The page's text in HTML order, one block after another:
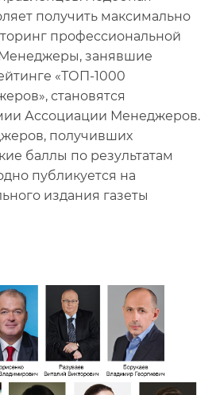
получить максимально
профессиональной
Менеджеры, занявшие
«ТОП-1000
становятся
Ассоциации Менеджеров.
получивших
баллы по результатам
публикуется на
издания газеты